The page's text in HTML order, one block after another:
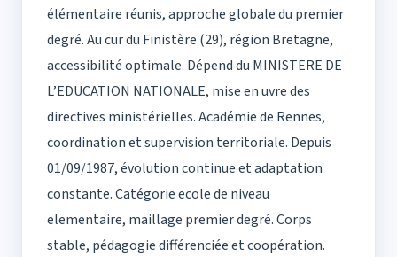
élémentaire réunis, approche globale du premier
degré. Au cur du Finistère (29), région Bretagne,
accessibilité optimale. Dépend du MINISTERE DE
L’EDUCATION NATIONALE, mise en uvre des
directives ministérielles. Académie de Rennes,
coordination et supervision territoriale. Depuis
01/09/1987, évolution continue et adaptation
constante. Catégorie ecole de niveau
elementaire, maillage premier degré. Corps
stable, pédagogie différenciée et coopération.